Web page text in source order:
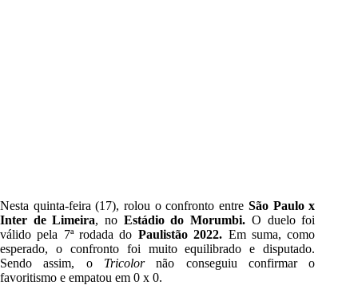
Nesta quinta-feira (17), rolou o confronto entre São Paulo x
Inter de Limeira, no Estádio do Morumbi. O duelo foi
válido pela 7ª rodada do Paulistão 2022. Em suma,como
esperado, o confronto foi muito equilibrado e disputado.
Sendo assim, o Tricolornão conseguiu confirmar o
favoritismo e empatou em 0 x 0.